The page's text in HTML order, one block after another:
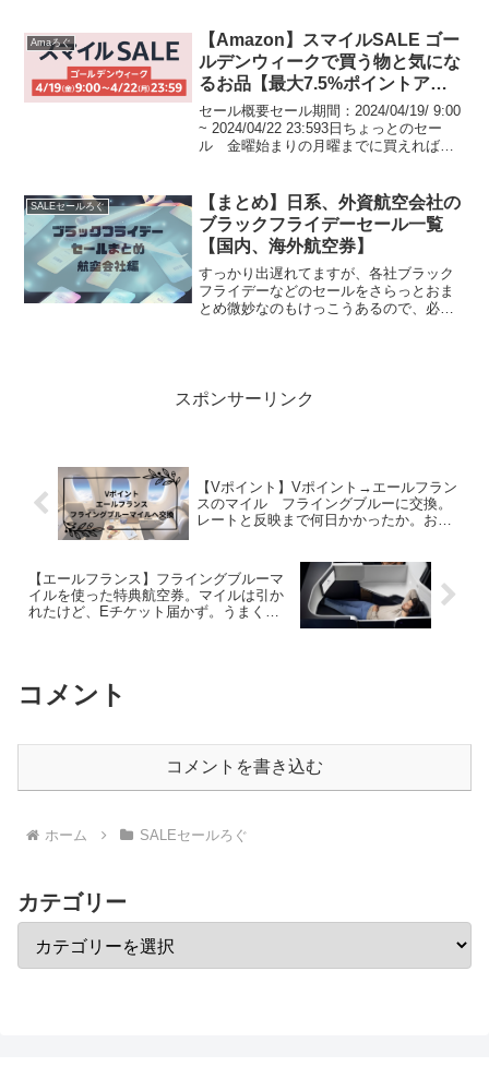
ウェイズ 欧州行きセール...
Amaろぐ
【Amazon】スマイルSALE ゴー
ルデンウィークで買う物と気にな
るお品【最大7.5%ポイントアッ
プはエントリー必須】
セール概要セール期間：2024/04/19/ 9:00
~ 2024/04/22 23:593日ちょっとのセー
ル 金曜始まりの月曜までに買えればOK
ント期間中、...
SALEセールろぐ
【まとめ】日系、外資航空会社の
ブラックフライデーセール一覧
【国内、海外航空券】
すっかり出遅れてますが、各社ブラック
フライデーなどのセールをさらっとおま
とめ微妙なのもけっこうあるので、必要
スポンサーリンク
【Vポイント】Vポイント→エールフラン
スのマイル フライングブルーに交換。
レートと反映まで何日かかったか。おま
【エールフランス】フライングブルーマ
イルを使った特典航空券。マイルは引か
れたけど、Eチケット届かず。うまく発
コメント
コメントを書き込む
ホーム SALEセールろぐ
カテゴリー